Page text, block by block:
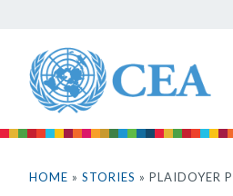
contenu
principal
êtes
HOME » STORIES » PLAIDOYER